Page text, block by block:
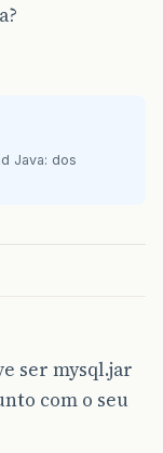
Java: dos
ser mysql.jar
com o seu